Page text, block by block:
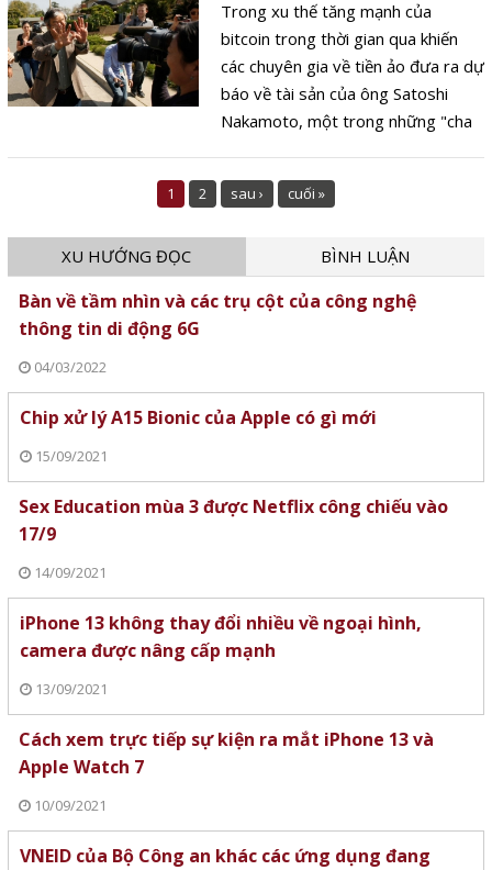
hạng các Tạp chí khoa học năm
2020.
Trong xu thế tăng mạnh của
bitcoin trong thời gian qua khiến
các chuyên gia về tiền ảo đưa ra dự
báo về tài sản của ông Satoshi
Nakamoto, một trong những "cha
đứng đầu danh sách tỉ phú trên thế
giới khi giá tăng hơn 3 lần so với
1 2 sau › cuối »
XU HƯỚNG ĐỌC BÌNH LUẬN
Bàn về tầm nhìn và các trụ cột của công nghệ
thông tin di động 6G
04/03/2022
Chip xử lý A15 Bionic của Apple có gì mới
15/09/2021
Sex Education mùa 3 được Netflix công chiếu vào
17/9
14/09/2021
iPhone 13 không thay đổi nhiều về ngoại hình,
camera được nâng cấp mạnh
13/09/2021
Cách xem trực tiếp sự kiện ra mắt iPhone 13 và
Apple Watch 7
10/09/2021
VNEID của Bộ Công an khác các ứng dụng đang